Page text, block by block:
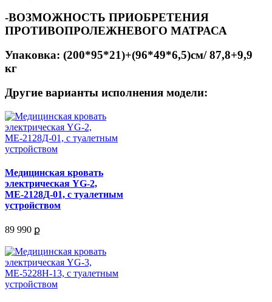
-ВОЗМОЖНОСТЬ ПРИОБРЕТЕНИЯ
ПРОТИВОПРОЛЕЖНЕВОГО МАТРАСА
Упаковка: (200*95*21)+(96*49*6,5)см/ 87,8+9,9
кг
Другие варианты исполнения модели:
Медицинская кровать
электрическая YG-2,
МЕ-2128Д-01, c туалетным
устройством
89 990 ք